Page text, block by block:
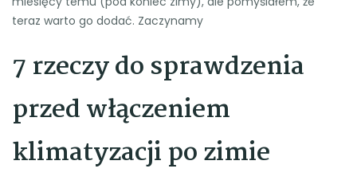
teraz warto go dodać. Zaczynamy
7 rzeczy do sprawdzenia
przed włączeniem
klimatyzacji po zimie